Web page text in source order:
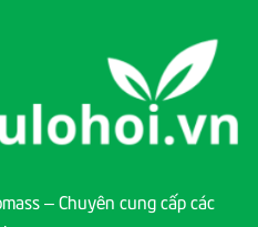
– Chuyên cung cấp các